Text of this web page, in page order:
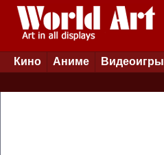
Кино Аниме Видеоигры